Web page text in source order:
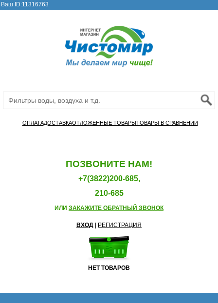
Ваш ID:11316763
ОПЛАТАДОСТАВКАОТЛОЖЕННЫЕ ТОВАРЫТОВАРЫ В СРАВНЕНИИ
ПОЗВОНИТЕ НАМ!
+7(3822)200-685,
210-685
ИЛИ ЗАКАЖИТЕ ОБРАТНЫЙ ЗВОНОК
ВХОД РЕГИСТРАЦИЯ
НЕТ ТОВАРОВ